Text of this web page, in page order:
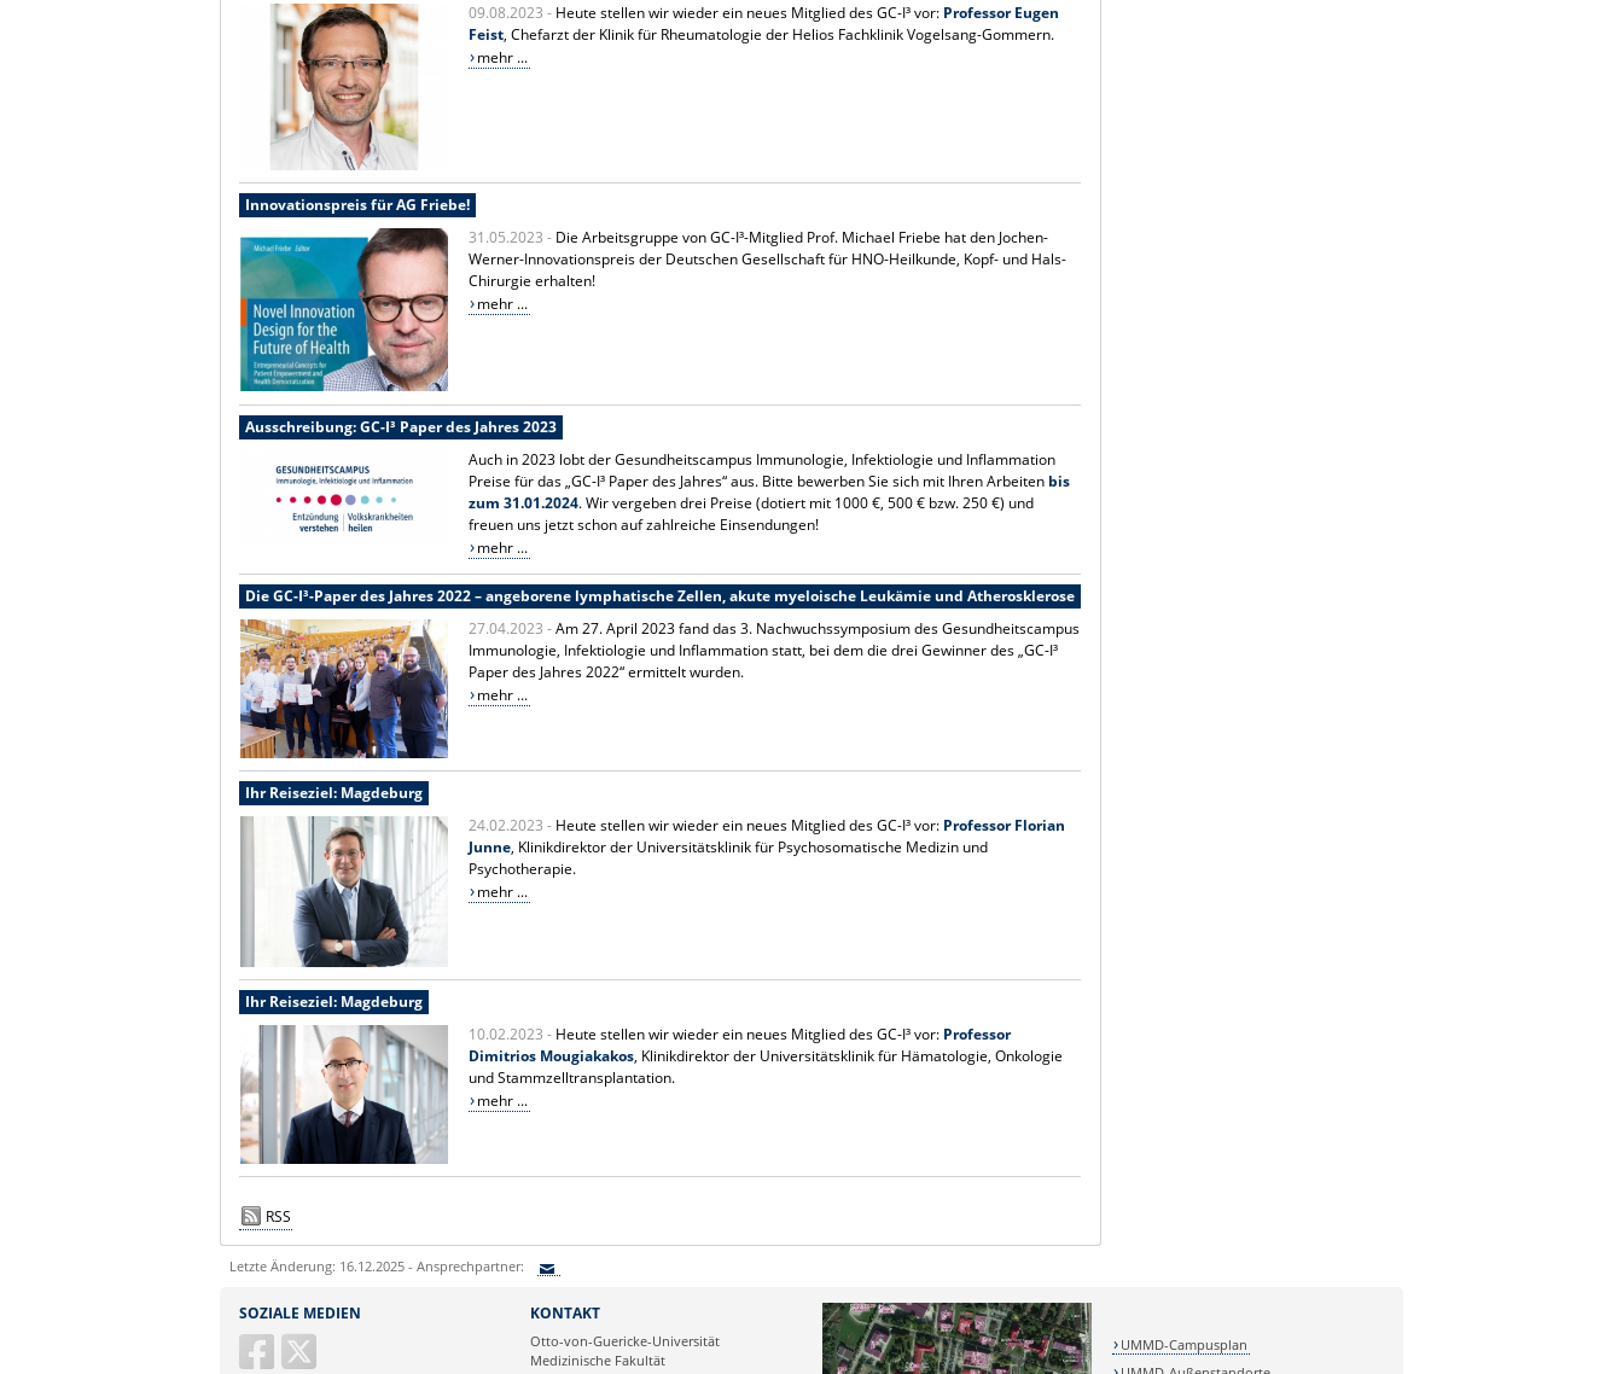
09.08.2023 - Heute stellen wir wieder ein neues Mitglied des GC-I³ vor: Professor Eugen
Feist, Chefarzt der Klinik für Rheumatologie der Helios Fachklinik Vogelsang-Gommern.
mehr ...
Innovationspreis für AG Friebe!
31.05.2023 - Die Arbeitsgruppe von GC-I³-Mitglied Prof. Michael Friebe hat den Jochen-
Werner-Innovationspreis der Deutschen Gesellschaft für HNO-Heilkunde, Kopf- und Hals-
Chirurgie erhalten!
mehr ...
Ausschreibung: GC-I³ Paper des Jahres 2023
Auch in 2023 lobt der Gesundheitscampus Immunologie, Infektiologie und Inflammation
Preise für das „GC-I³ Paper des Jahres“ aus. Bitte bewerben Sie sich mit Ihren Arbeiten bis
zum 31.01.2024. Wir vergeben drei Preise (dotiert mit 1000 €, 500 € bzw. 250 €) und
freuen uns jetzt schon auf zahlreiche Einsendungen!
mehr ...
Die GC-I³-Paper des Jahres 2022 – angeborene lymphatische Zellen, akute myeloische Leukämie und Atherosklerose
27.04.2023 -Am 27. April 2023 fand das 3. Nachwuchssymposium des Gesundheitscampus
Immunologie, Infektiologie und Inflammation statt, bei dem die drei Gewinner des „GC-I³
Paper des Jahres 2022“ ermittelt wurden.
mehr ...
Ihr Reiseziel: Magdeburg
24.02.2023 - Heute stellen wir wieder ein neues Mitglied des GC-I³ vor: Professor Florian
Junne, Klinikdirektor der Universitätsklinik für Psychosomatische Medizin und
Psychotherapie.
mehr ...
Ihr Reiseziel: Magdeburg
10.02.2023 - Heute stellen wir wieder ein neues Mitglied des GC-I³ vor: Professor
Dimitrios Mougiakakos, Klinikdirektor der Universitätsklinik für Hämatologie, Onkologie
und Stammzelltransplantation.
mehr ...
RSS
Letzte Änderung: 16.12.2025 - Ansprechpartner:
Ihre E-Mailadresse:
SOZIALE MEDIEN KONTAKT
Otto-von-Guericke-Universität
Medizinische Fakultät
UMMD-Campusplan